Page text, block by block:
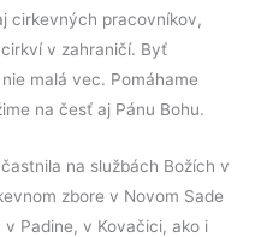
cirkevných pracovníkov,
v zahraničí. Byť
malá vec. Pomáhame
na česť aj Pánu Bohu.
na službách Božích v
zbore v Novom Sade
Padine, v Kovačici, ako i